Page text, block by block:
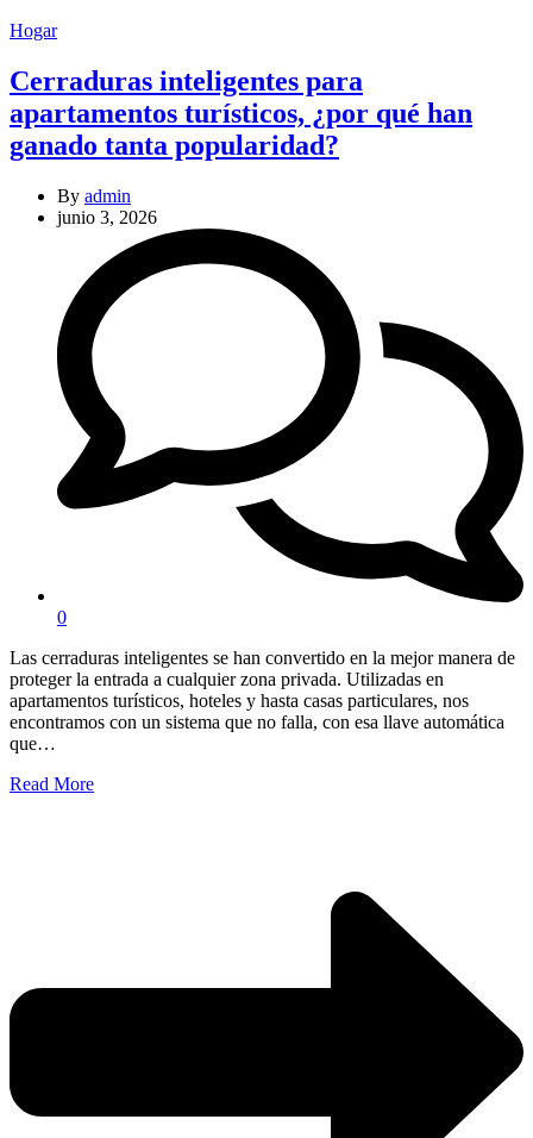
Categories
Hogar
Cerraduras inteligentes para
apartamentos turísticos, ¿por qué han
ganado tanta popularidad?
By admin
junio 3, 2026
0
Las cerraduras inteligentes se han convertido en la mejor manera de
proteger la entrada a cualquier zona privada. Utilizadas en
apartamentos turísticos, hoteles y hasta casas particulares, nos
encontramos con un sistema que no falla, con esa llave automática
que…
Read More